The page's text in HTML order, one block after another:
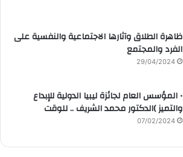
ظاهرة الطلاق وآثارها الاجتماعية والنفسية على
الفرد والمجتمع
29/04/2024
• المؤسس العام لجائزة ليبيا الدولية للإبداع
والتميز )الدكتور محمد الشريف .. للوقت
07/02/2024